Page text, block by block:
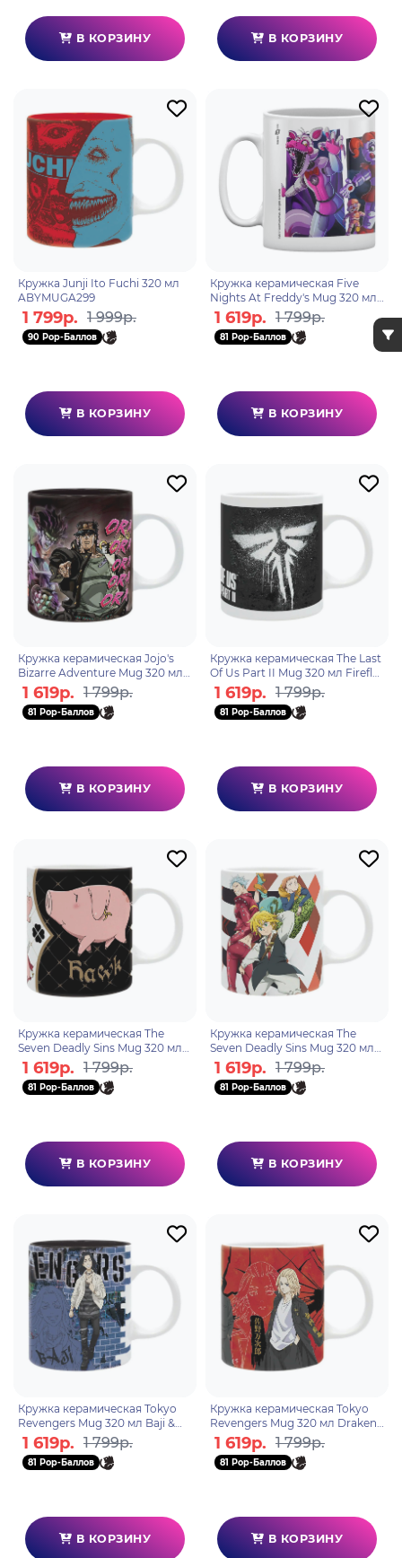
В КОРЗИНУ В КОРЗИНУ
Кружка Junji Ito Fuchi 320 мл
ABYMUGA299
1 799р. 1 999р.
90 Pop-Баллов
В КОРЗИНУ
Кружка керамическая Five
Nights At Freddy's Mug 320 мл
Sisters subli MG2052
1 619р. 1 799р.
81 Pop-Баллов
В КОРЗИНУ
Кружка керамическая Jojo's
Bizarre Adventure Mug 320 мл
Duel subli ABYMUG490
1 619р. 1 799р.
81 Pop-Баллов
В КОРЗИНУ
Кружка керамическая The Last
Of Us Part II Mug 320 мл Firefly
subli box MG2829
1 619р. 1 799р.
81 Pop-Баллов
В КОРЗИНУ
Кружка керамическая The
Seven Deadly Sins Mug 320 мл
Hawk subli with ABYMUGA061
1 619р. 1 799р.
81 Pop-Баллов
В КОРЗИНУ
Кружка керамическая The
Seven Deadly Sins Mug 320 мл
Meliodas,Ban & King
ABYMUGA208
1 619р. 1 799р.
81 Pop-Баллов
В КОРЗИНУ
Кружка керамическая Tokyo
Revengers Mug 320 мл Baji &
Chifuyu subli x2 ABYMUGA357
1 619р. 1 799р.
81 Pop-Баллов
В КОРЗИНУ
Кружка керамическая Tokyo
Revengers Mug 320 мл Draken,
Takemichi & Mikey
ABYMUGA358
1 619р. 1 799р.
81 Pop-Баллов
В КОРЗИНУ